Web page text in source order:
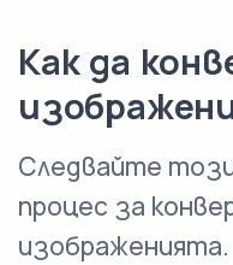
Как да
Следвайте
процес за
изображенията.